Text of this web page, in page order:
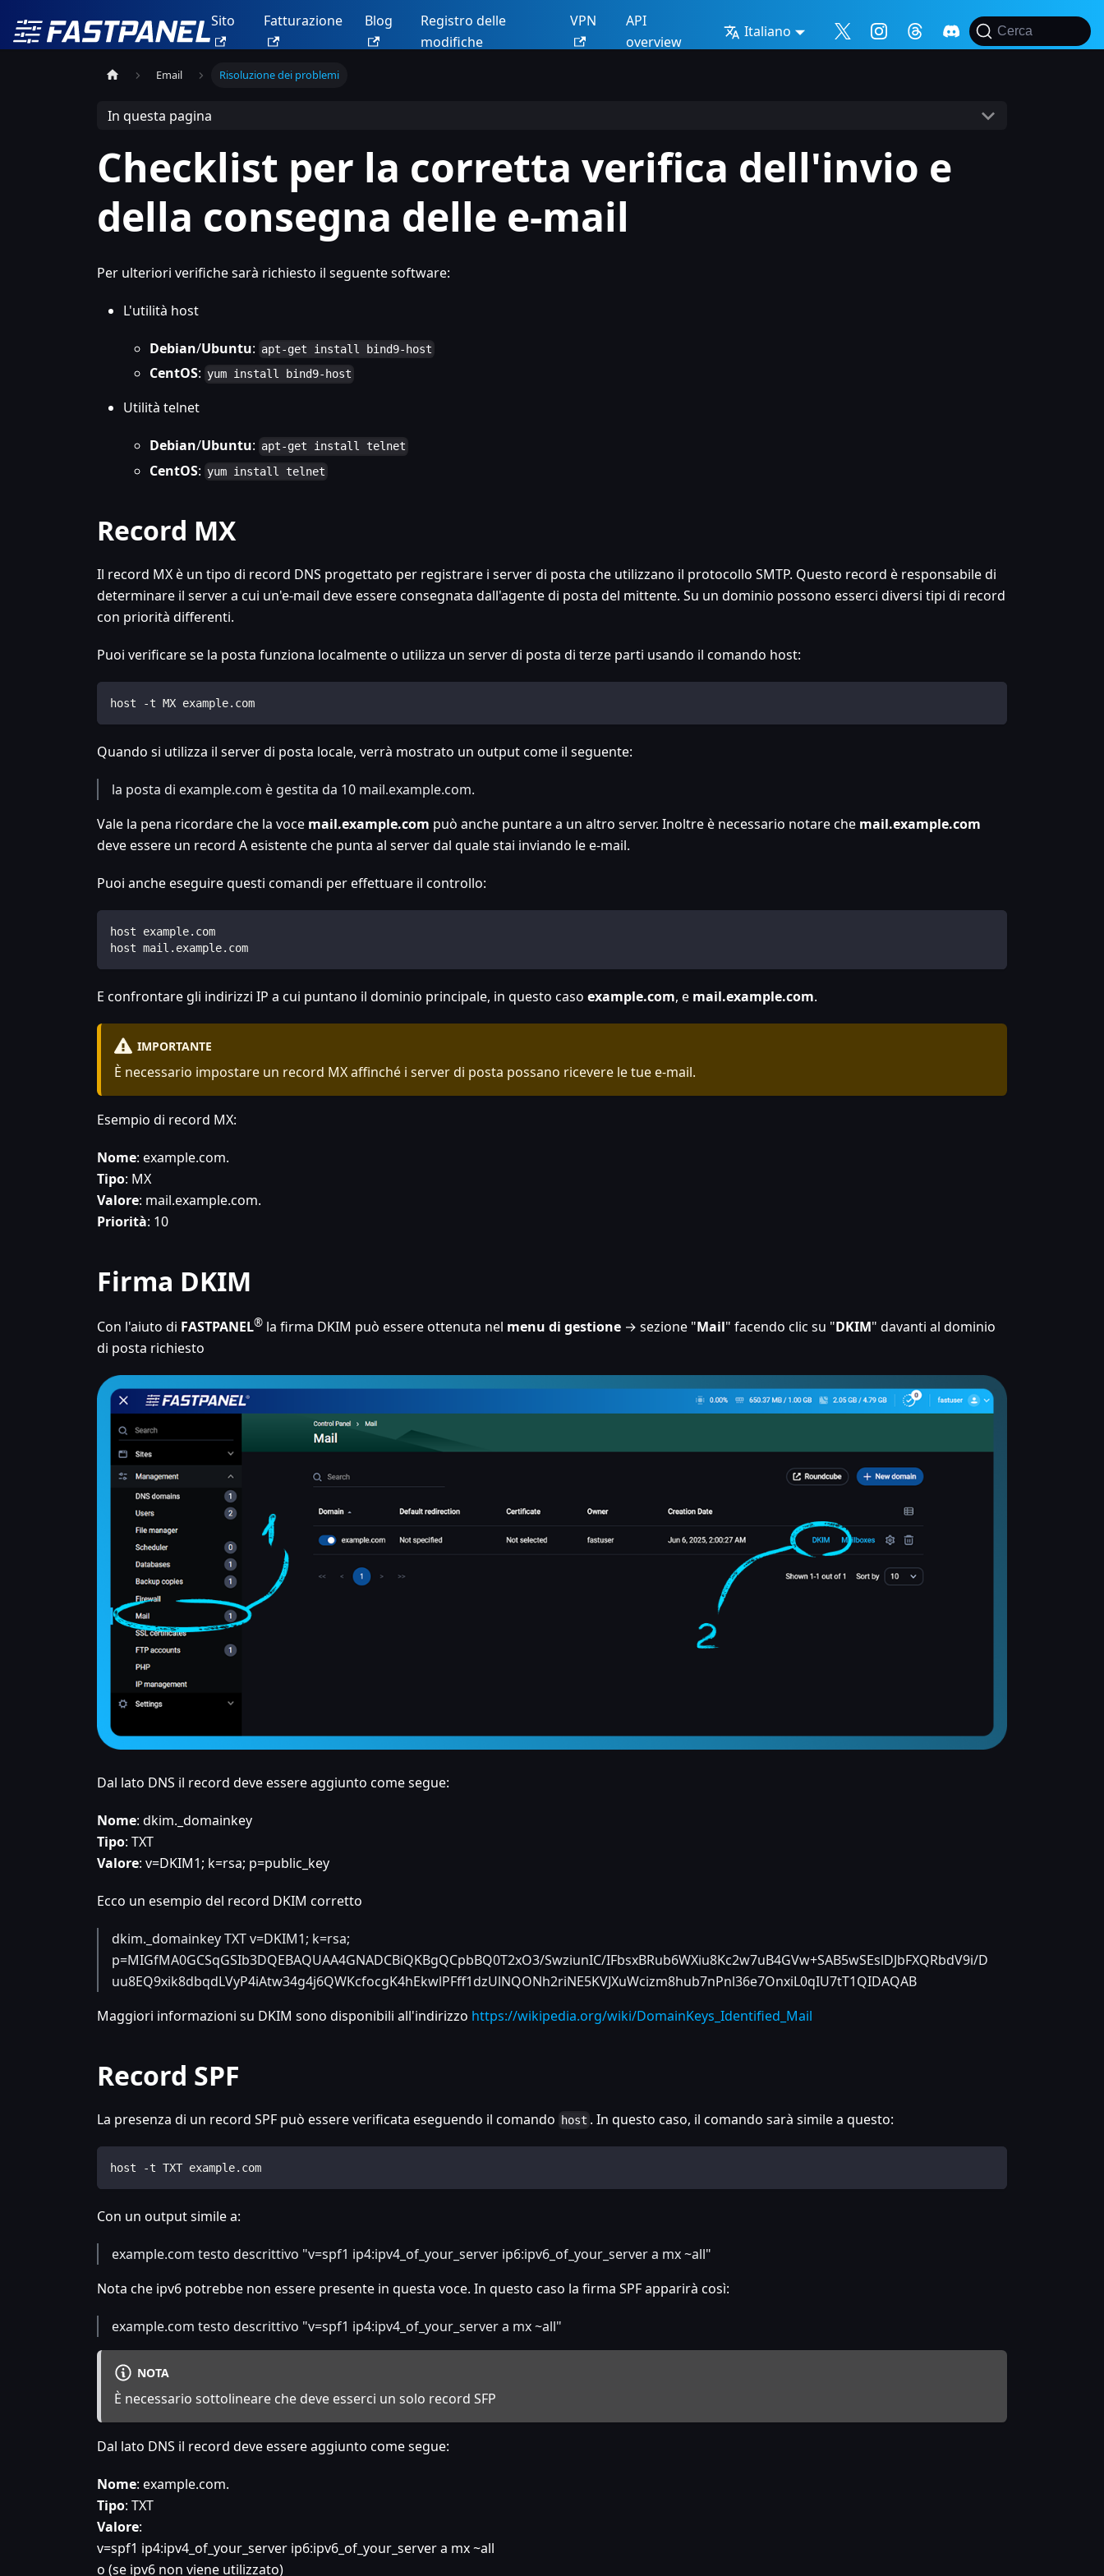
Sito Fatturazione Blog
Registro delle
modifiche
VPN
API
overview
Italiano Cerca
Email Risoluzione dei problemi
In questa pagina
Checklist per la corretta verifica dell'invio e
della consegna delle e-mail
Per ulteriori verifiche sarà richiesto il seguente software:
L'utilità host
Debian/Ubuntu: apt-get install bind9-host
CentOS: yum install bind9-host
Utilità telnet
Debian/Ubuntu: apt-get install telnet
CentOS: yum install telnet
Record MX
Il record MX è un tipo di record DNS progettato per registrare i server di posta che utilizzano il protocollo SMTP. Questo record è responsabile di
determinare il server a cui un'e-mail deve essere consegnata dall'agente di posta del mittente. Su un dominio possono esserci diversi tipi di record
con priorità differenti.
Puoi verificare se la posta funziona localmente o utilizza un server di posta di terze parti usando il comando host:
host -t MX example.com
Quando si utilizza il server di posta locale, verrà mostrato un output come il seguente:
la posta di example.com è gestita da 10 mail.example.com.
Vale la pena ricordare che la voce mail.example.com può anche puntare a un altro server. Inoltre è necessario notare che mail.example.com
deve essere un record A esistente che punta al server dal quale stai inviando le e-mail.
Puoi anche eseguire questi comandi per effettuare il controllo:
host example.com
host mail.example.com
E confrontare gli indirizzi IP a cui puntano il dominio principale, in questo caso example.com, e mail.example.com.
IMPORTANTE
È necessario impostare un record MX affinché i server di posta possano ricevere le tue e-mail.
Esempio di record MX:
Nome: example.com.
Tipo: MX
Valore: mail.example.com.
Priorità: 10
Firma DKIM
Con l'aiuto di FASTPANEL® la firma DKIM può essere ottenuta nel menu di gestione → sezione "Mail" facendo clic su "DKIM" davanti al dominio
di posta richiesto
Dal lato DNS il record deve essere aggiunto come segue:
Nome: dkim._domainkey
Tipo: TXT
Valore: v=DKIM1; k=rsa; p=public_key
Ecco un esempio del record DKIM corretto
dkim._domainkey TXT v=DKIM1; k=rsa;
p=MIGfMA0GCSqGSIb3DQEBAQUAA4GNADCBiQKBgQCpbBQ0T2xO3/SwziunIC/IFbsxBRub6WXiu8Kc2w7uB4GVw+SAB5wSEslDJbFXQRbdV9i/D
uu8EQ9xik8dbqdLVyP4iAtw34g4j6QWKcfocgK4hEkwlPFff1dzUlNQONh2riNE5KVJXuWcizm8hub7nPnl36e7OnxiL0qIU7tT1QIDAQAB
Maggiori informazioni su DKIM sono disponibili all'indirizzo https://wikipedia.org/wiki/DomainKeys_Identified_Mail
Record SPF
La presenza di un record SPF può essere verificata eseguendo il comando host . In questo caso, il comando sarà simile a questo:
host -t TXT example.com
Con un output simile a:
example.com testo descrittivo "v=spf1 ip4:ipv4_of_your_server ip6:ipv6_of_your_servera mx ~all"
Nota che ipv6 potrebbe non essere presente in questa voce. In questo caso la firma SPF apparirà così:
example.com testo descrittivo "v=spf1 ip4:ipv4_of_your_servera mx ~all"
NOTA
È necessario sottolineare che deve esserci un solo record SFP
Dal lato DNS il record deve essere aggiunto come segue:
Nome: example.com.
Tipo: TXT
Valore:
v=spf1 ip4:ipv4_of_your_server ip6:ipv6_of_your_servera mx ~all
o (se ipv6 non viene utilizzato)